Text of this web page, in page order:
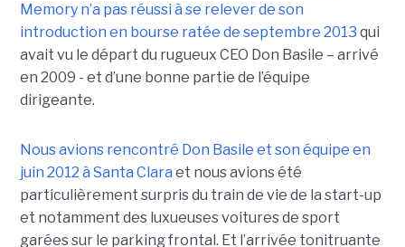
Memory n’a pas réussi à se relever de son
introduction en bourse ratée de septembre 2013 qui
avait vu le départ du rugueux CEO Don Basile – arrivé
en 2009 - et d’une bonne partie de l’équipe
dirigeante.
Nous avions rencontré Don Basile et son équipe en
juin 2012 à Santa Clara et nous avions été
particulièrement surpris du train de vie de la start-up
et notamment des luxueuses voitures de sport
garées sur le parking frontal. Et l’arrivée tonitruante